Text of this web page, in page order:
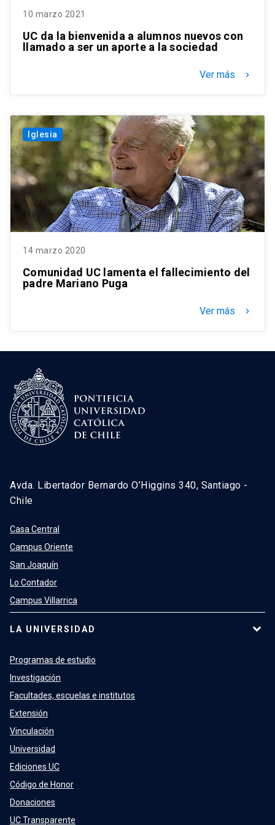
10 marzo 2021
UC da la bienvenida a alumnos nuevos con
llamado a ser un aporte a la sociedad
Ver más keyboard_arrow_right
Iglesia
14 marzo 2020
Comunidad UC lamenta el fallecimiento del
padre Mariano Puga
Ver más keyboard_arrow_right
Avda. Libertador Bernardo O’Higgins 340, Santiago -
Chile
Casa Central
Campus Oriente
San Joaquín
Lo Contador
Campus Villarrica
LA UNIVERSIDAD
Programas de estudio
Investigación
Facultades, escuelas e institutos
Extensión
Vinculación
Universidad
Ediciones UC
Código de Honor
Donaciones
UC Transparente